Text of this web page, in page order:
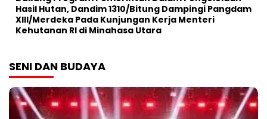
Hasil Hutan, Dandim 1310/Bitung Dampingi Pangdam
XIII/Merdeka Pada Kunjungan Kerja Menteri
Kehutanan RI di Minahasa Utara
SENI DAN BUDAYA